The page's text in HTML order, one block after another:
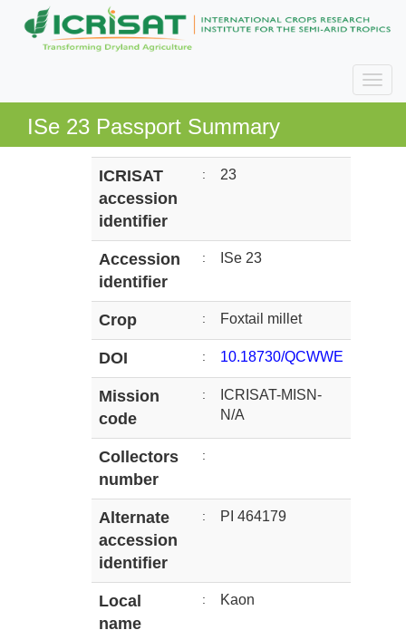
ISe 23 Passport Summary
ICRISAT
accession
identifier
: 23
Accession
identifier
: ISe 23
Crop : Foxtail millet
DOI : 10.18730/QCWWE
Mission
code
:
ICRISAT-MISN-
N/A
Collectors
number
:
Alternate
accession
identifier
: PI 464179
Local
name
: Kaon